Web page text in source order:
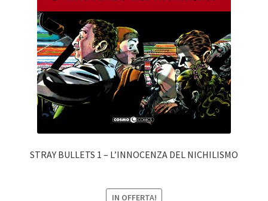
STRAY BULLETS 1 – L’INNOCENZA DEL NICHILISMO
IN OFFERTA!